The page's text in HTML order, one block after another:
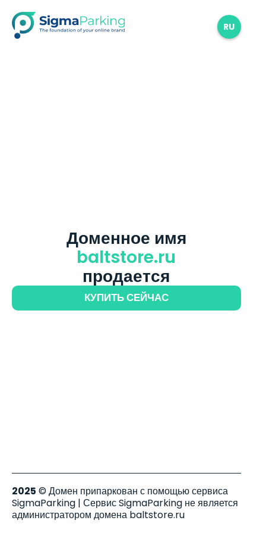
RU
Доменное имя
baltstore.ru
продается
КУПИТЬ СЕЙЧАС
2025 © Домен припаркован с помощью сервиса
SigmaParking | Сервис SigmaParking не является
администратором домена baltstore.ru